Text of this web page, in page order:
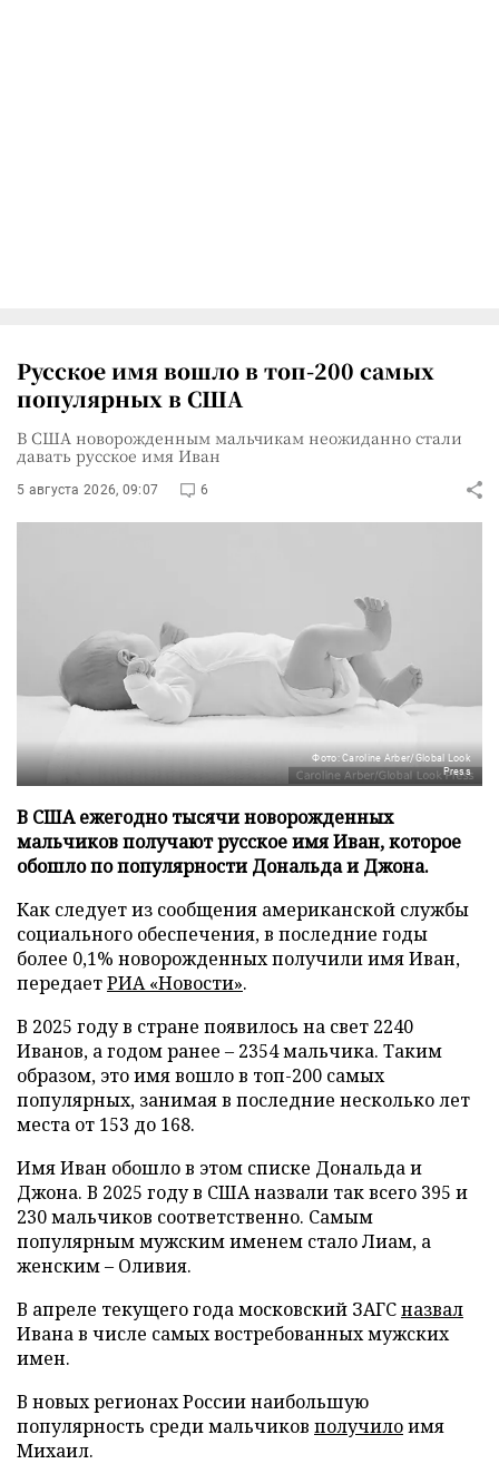
Русское имя вошло в топ-200 самых
популярных в США
В США новорожденным мальчикам неожиданно стали
давать русское имя Иван
5 августа 2026, 09:07 6
Фото: Caroline Arber/Global Look
Press
В США ежегодно тысячи новорожденных
мальчиков получают русское имя Иван, которое
обошло по популярности Дональда и Джона.
Как следует из сообщения американской службы
социального обеспечения, в последние годы
более 0,1% новорожденных получили имя Иван,
передаетРИА «Новости».
В 2025 году в стране появилось на свет 2240
Иванов, а годом ранее – 2354 мальчика. Таким
образом, это имя вошло в топ-200 самых
популярных, занимая в последние несколько лет
места от 153 до 168.
Имя Иван обошло в этом списке Дональда и
Джона. В 2025 году в США назвали так всего 395 и
230 мальчиков соответственно. Самым
популярным мужским именем стало Лиам, а
женским – Оливия.
В апреле текущего года московский ЗАГСназвал
Ивана в числе самых востребованных мужских
имен.
В новых регионах России наибольшую
популярность среди мальчиков получилоимя
Михаил.